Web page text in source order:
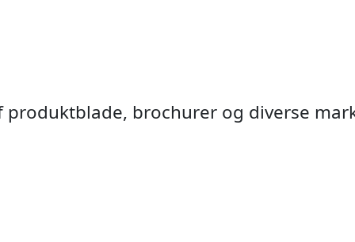
brochurer og diverse